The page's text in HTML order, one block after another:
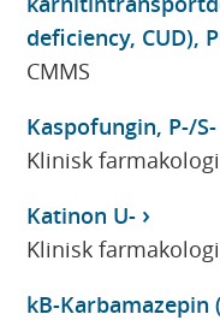
deficiency, CUD),
CMMS
Kaspofungin, P-/S-
Klinisk farmakologi
Katinon U-
Klinisk farmakologi
kB-